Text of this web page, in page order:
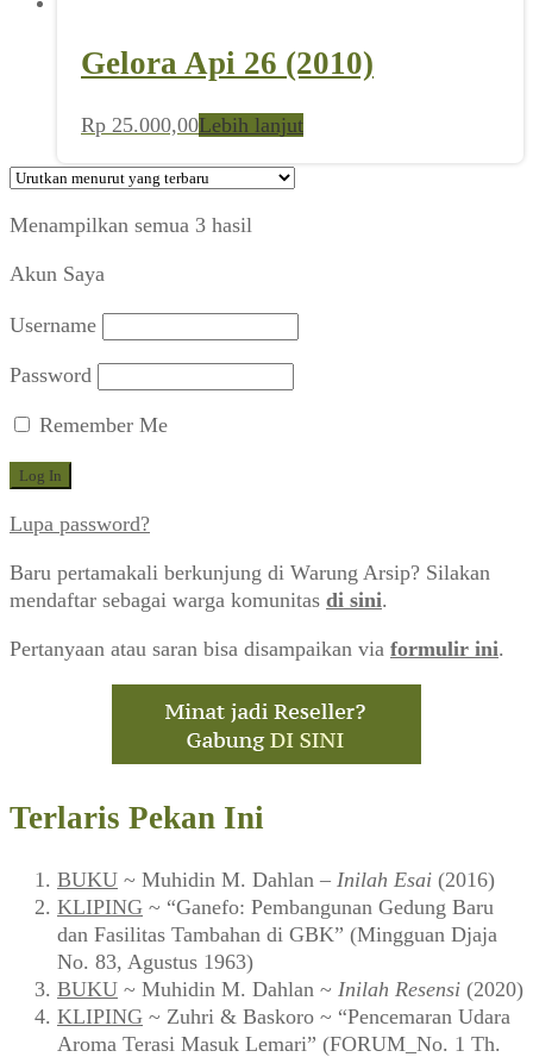
Gelora Api 26 (2010)
Rp 25.000,00Lebih lanjut
Menampilkan semua 3 hasil
Akun Saya
Username
Password
Remember Me
Lupa password?
Baru pertamakali berkunjung di Warung Arsip? Silakan
mendaftar sebagai warga komunitas di sini.
Pertanyaan atau saran bisa disampaikan via formulir ini.
Terlaris Pekan Ini
BUKU ~ Muhidin M. Dahlan – Inilah Esai (2016)
KLIPING ~ “Ganefo: Pembangunan Gedung Baru
dan Fasilitas Tambahan di GBK” (Mingguan Djaja
No. 83, Agustus 1963)
BUKU ~ Muhidin M. Dahlan ~ Inilah Resensi (2020)
KLIPING ~ Zuhri & Baskoro ~ “Pencemaran Udara
Aroma Terasi Masuk Lemari” (FORUM_No. 1 Th.